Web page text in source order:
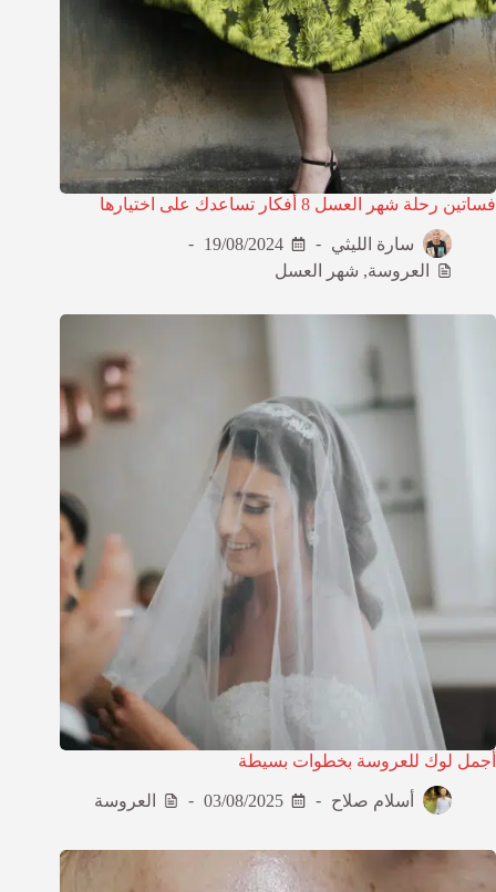
فساتين رحلة شهر العسل 8 أفكار تساعدك على اختيارها
سارة الليثي
19/08/2024
العروسة, شهر العسل
أجمل لوك للعروسة بخطوات بسيطة
أسلام صلاح 03/08/2025 العروسة